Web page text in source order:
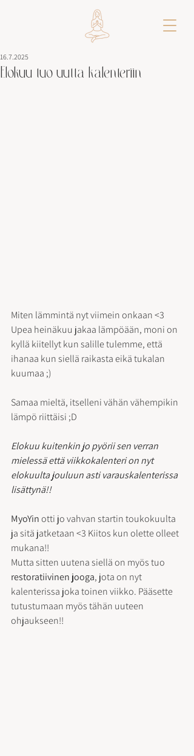
Elokuu tuo uutta kalenteriin
16.7.2025
Miten lämmintä nyt viimein onkaan <3
Upea heinäkuu jakaa lämpöään, moni on
kyllä kiitellyt kun salille tulemme, että
ihanaa kun siellä raikasta eikä tukalan
kuumaa ;)
Samaa mieltä, itselleni vähän vähempikin
lämpö riittäisi ;D
Elokuu kuitenkin jo pyörii sen verran
mielessä että viikkokalenteri on nyt
elokuulta jouluun asti varauskalenterissa
lisättynä!!
MyoYin otti jo vahvan startin toukokuulta
ja sitä jatketaan <3 Kiitos kun olette olleet
mukana!!
Mutta sitten uutena siellä on myös tuo
restoratiivinen jooga, jota on nyt
kalenterissa joka toinen viikko. Pääsette
tutustumaan myös tähän uuteen
ohjaukseen!!